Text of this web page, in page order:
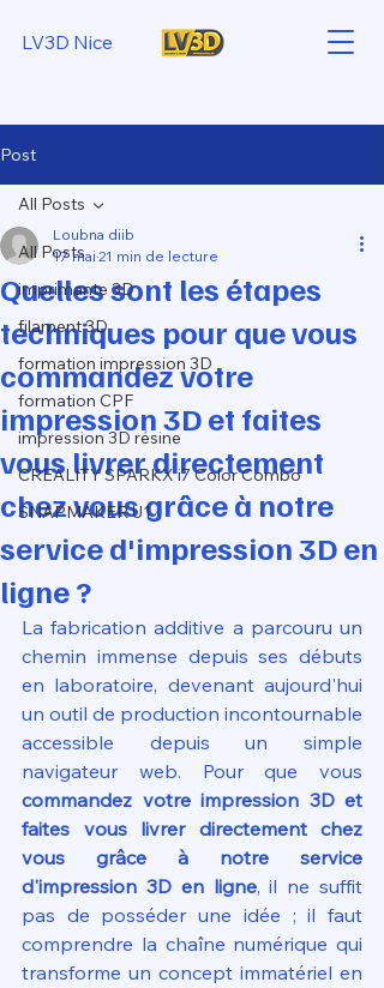
LV3D Nice
Post
All Posts
imprimante 3D
filament 3D
formation impression 3D
formation CPF
impression 3D résine
CREALITY SPARKX i7 Color Combo
SNAPMAKER U1
All Posts
Quelles sont les étapes
techniques pour que vous
commandez votre
impression 3D et faites
vous livrer directement
chez vous grâce à notre
service d'impression 3D en
ligne ?
Loubna diib
17 mai 21 min de lecture
La fabrication additive a parcouru un
chemin immense depuis ses débuts
en laboratoire, devenant aujourd'hui
un outil de production incontournable
accessible depuis un simple
commandez votre impression 3D et
faites vous livrer directement chez
vous grâce à notre service
d'impression 3D en ligne, il ne suffit
pas de posséder une idée ; il faut
comprendre la chaîne numérique qui
transforme un concept immatériel en